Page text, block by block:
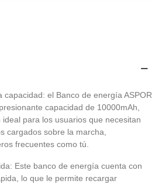
capacidad: el Banco de energía ASPOR
capacidad de 10000mAh,
para los usuarios que necesitan
cargados sobre la marcha,
frecuentes como tú.
Este banco de energía cuenta con
lo que le permite recargar